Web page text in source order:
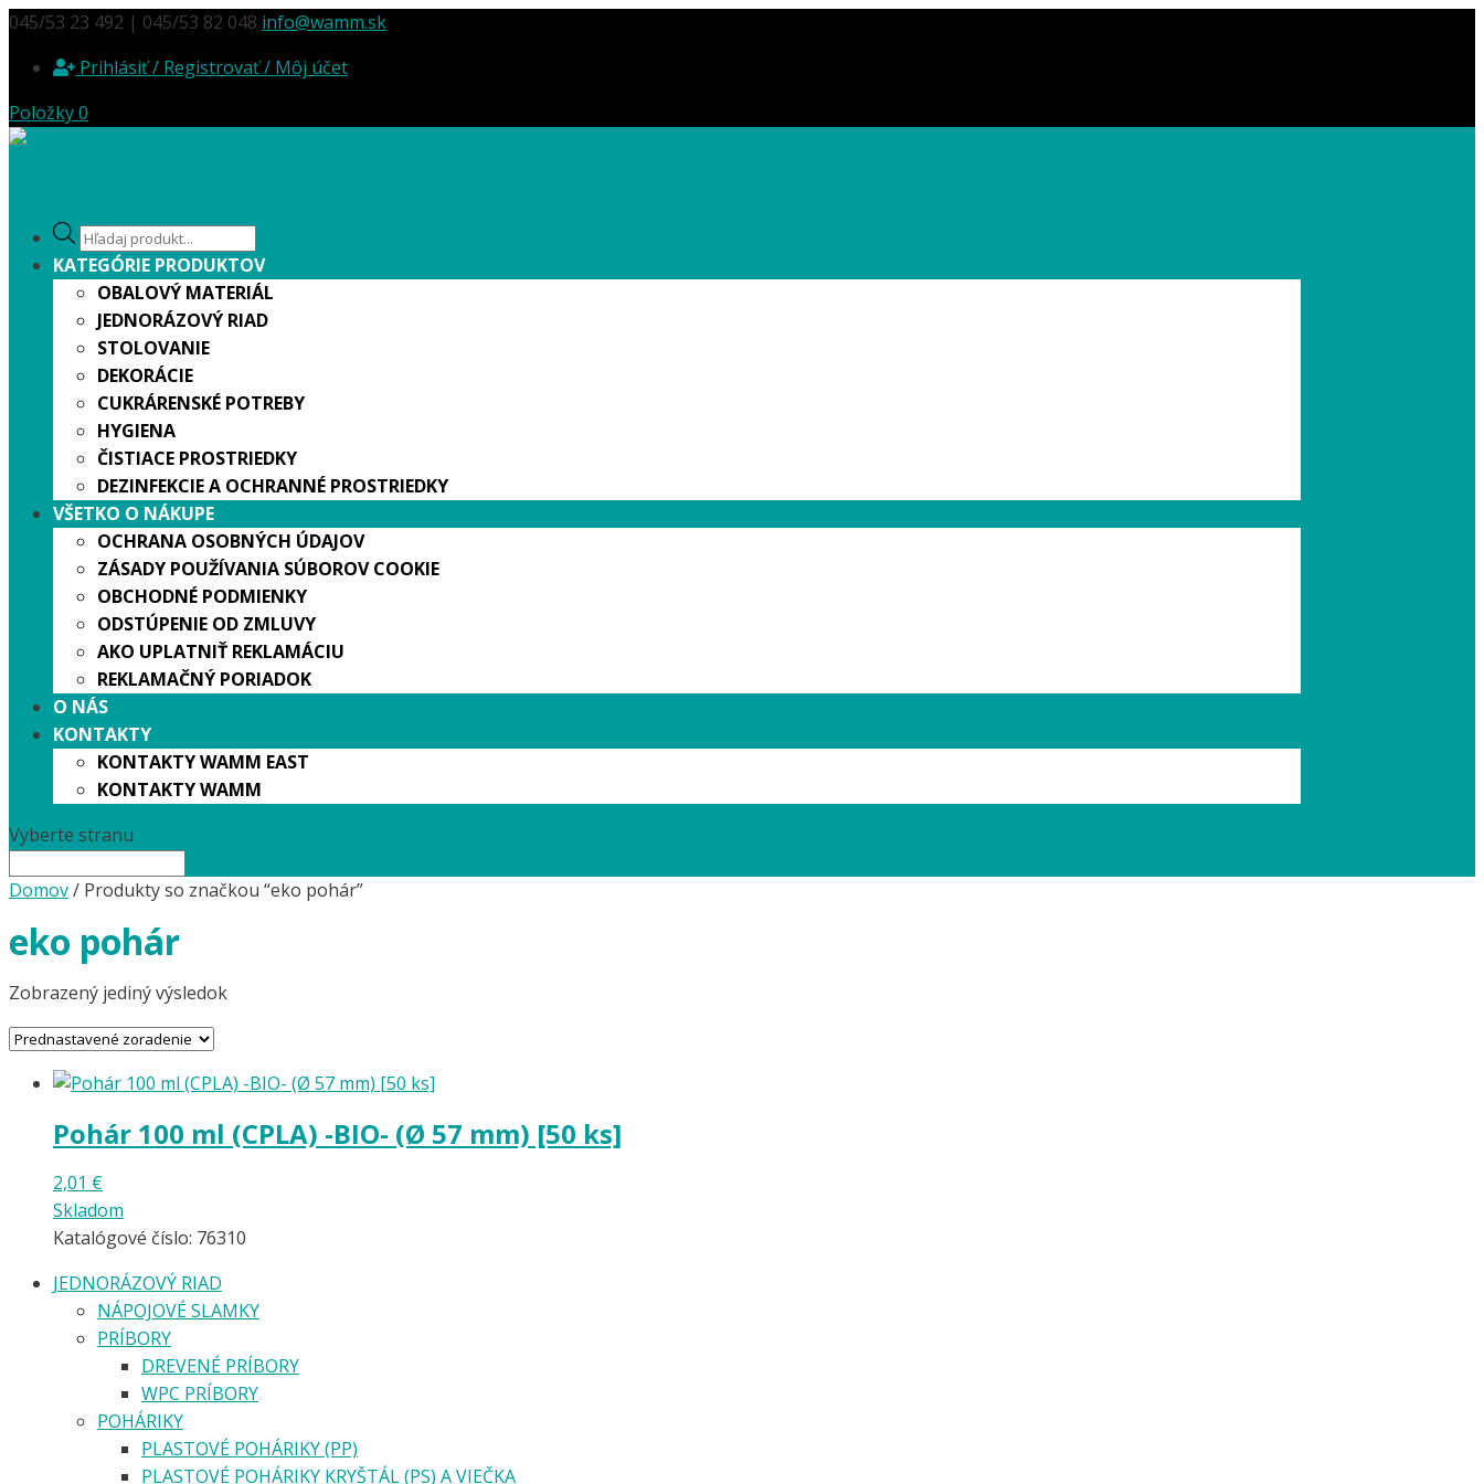
045/53 23 492 | 045/53 82 048 info@wamm.sk
Prihlásiť / Registrovať / Môj účet
Položky 0
Products
search
KATEGÓRIE PRODUKTOV
OBALOVÝ MATERIÁL
JEDNORÁZOVÝ RIAD
STOLOVANIE
DEKORÁCIE
CUKRÁRENSKÉ POTREBY
HYGIENA
ČISTIACE PROSTRIEDKY
DEZINFEKCIE A OCHRANNÉ PROSTRIEDKY
VŠETKO O NÁKUPE
OCHRANA OSOBNÝCH ÚDAJOV
ZÁSADY POUŽÍVANIA SÚBOROV COOKIE
OBCHODNÉ PODMIENKY
ODSTÚPENIE OD ZMLUVY
AKO UPLATNIŤ REKLAMÁCIU
REKLAMAČNÝ PORIADOK
O NÁS
KONTAKTY
KONTAKTY WAMM EAST
KONTAKTY WAMM
Vyberte stranu
Domov/ Produkty so značkou “eko pohár”
eko pohár
Zobrazený jediný výsledok
Pohár 100 ml (CPLA) -BIO- (Ø 57 mm) [50 ks]
2,01 €
Skladom
Katalógové číslo: 76310
JEDNORÁZOVÝ RIAD
NÁPOJOVÉ SLAMKY
PRÍBORY
DREVENÉ PRÍBORY
WPC PRÍBORY
POHÁRIKY
PLASTOVÉ POHÁRIKY (PP)
PLASTOVÉ POHÁRIKY KRYŠTÁL (PS) A VIEČKA